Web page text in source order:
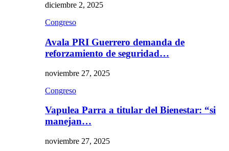
diciembre 2, 2025
Congreso
Avala PRI Guerrero demanda de
reforzamiento de seguridad…
noviembre 27, 2025
Congreso
Vapulea Parra a titular del Bienestar: “si
manejan…
noviembre 27, 2025